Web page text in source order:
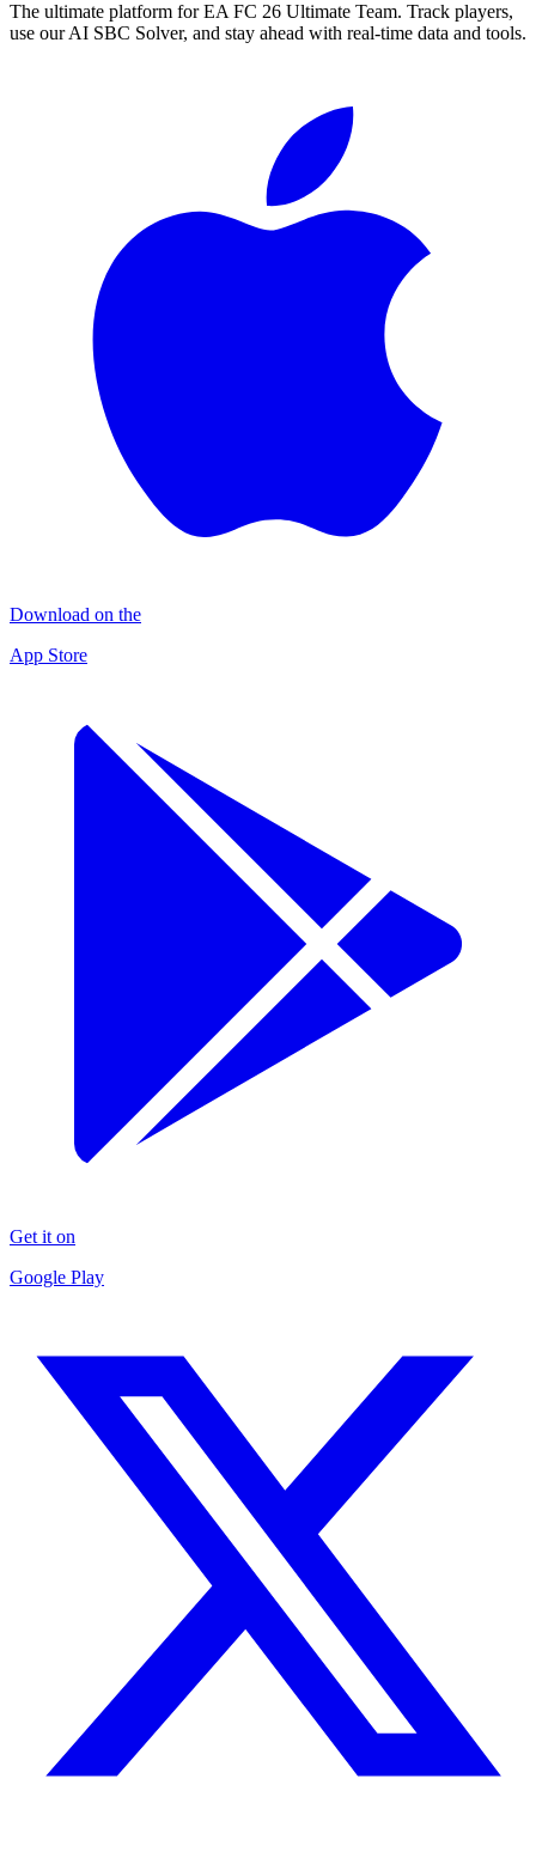
The ultimate platform for EA FC 26 Ultimate Team. Track players,
use our AI SBC Solver, and stay ahead with real-time data and tools.
Download on the
App Store
Get it on
Google Play